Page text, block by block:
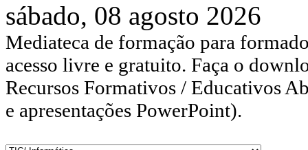
sábado, 08 agosto 2026
Mediateca de formação para
acesso livre e gratuito. Faça o
Recursos Formativos / Educativos
e apresentações PowerPoint).